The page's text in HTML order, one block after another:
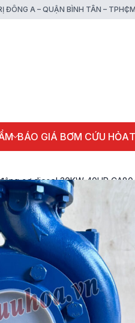
ĐÔNG A – QUẬN BÌNH TÂN – TPHCM
BÁO GIÁ BƠM CỨU HỎA
cơ diesel 30KW 40HP